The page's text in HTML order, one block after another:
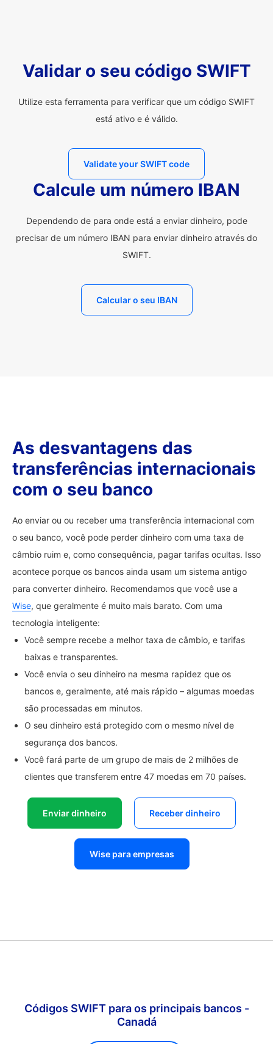
Validar o seu código SWIFT
Utilize esta ferramenta para verificar que um código SWIFT
está ativo e é válido.
Validate your SWIFT code
Calcule um número IBAN
Dependendo de para onde está a enviar dinheiro, pode
precisar de um número IBAN para enviar dinheiro através do
SWIFT.
Calcular o seu IBAN
As desvantagens das
transferências internacionais
com o seu banco
Ao enviar ou ou receber uma transferência internacional com
o seu banco, você pode perder dinheiro com uma taxa de
câmbio ruim e, como consequência, pagar tarifas ocultas. Isso
acontece porque os bancos ainda usam um sistema antigo
para converter dinheiro. Recomendamos que você use a
Wise, que geralmente é muito mais barato. Com uma
tecnologia inteligente:
Você sempre recebe a melhor taxa de câmbio, e tarifas
baixas e transparentes.
Você envia o seu dinheiro na mesma rapidez que os
bancos e, geralmente, até mais rápido – algumas moedas
são processadas em minutos.
O seu dinheiro está protegido com o mesmo nível de
segurança dos bancos.
Você fará parte de um grupo de mais de 2 milhões de
clientes que transferem entre 47 moedas em 70 países.
Enviar dinheiro Receber dinheiro
Wise para empresas
Códigos SWIFT para os principais bancos -
Canadá